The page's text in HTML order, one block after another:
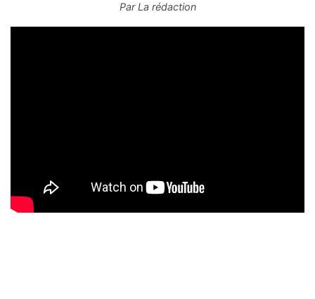
ParLa rédaction